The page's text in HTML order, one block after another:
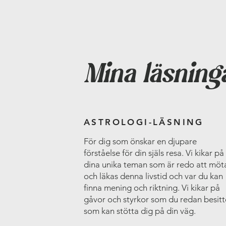
Mina
ASTROLOGI-LÄSNING
För dig som önskar en djupare
förståelse för din själs resa. Vi kikar på
dina unika teman som är redo att
och läkas denna livstid och var du kan
finna mening och riktning. Vi kikar på
gåvor och styrkor som du redan
som kan stötta dig på din väg.